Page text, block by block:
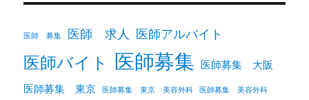
医師 募集 医師 求人 医師アルバイト
医師バイト 医師募集 医師募集 大阪
医師募集 東京
医師募集 東京 美容外科 医師募集 美容外科